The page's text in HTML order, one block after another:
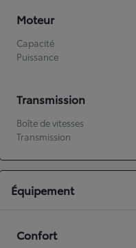
Moteur
Capacité
Puissance
Transmission
Boîte de vitesses
Transmission
Équipement
Confort